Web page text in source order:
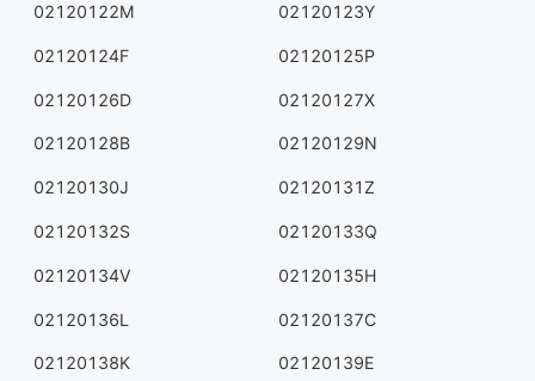
02120122M 02120123Y
02120124F 02120125P
02120126D 02120127X
02120128B 02120129N
02120130J 02120131Z
02120132S 02120133Q
02120134V 02120135H
02120136L 02120137C
02120138K 02120139E